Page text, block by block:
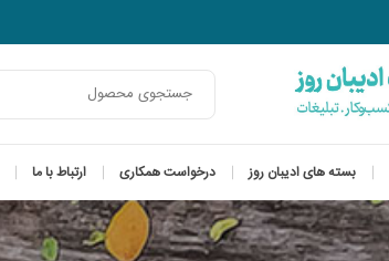
بسته های ادیبان روز درخواست همکاری ارتباط با ما